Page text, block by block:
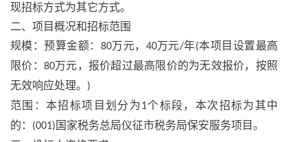
现招标方式为其它方式。
二、项目概况和招标范围
规模：预算金额： 80万元， 40万元/年(本项目设置最高
限价： 80万元，报价超过最高限价的为无效报价，按照
无效响应处理。 )
范围：本招标项目划分为1个标段，本次招标为其中
的： (001) 国家税务总局仪征市税务局保安服务项目。